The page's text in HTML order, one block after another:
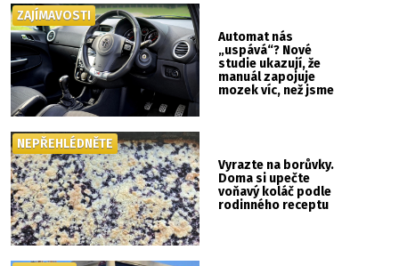
Automat nás
„uspává“? Nové
studie ukazují, že
manuál zapojuje
mozek víc, než jsme
ZAJÍMAVOSTI
Vyrazte na borůvky.
Doma si upečte
voňavý koláč podle
rodinného receptu
NEPŘEHLÉDNĚTE